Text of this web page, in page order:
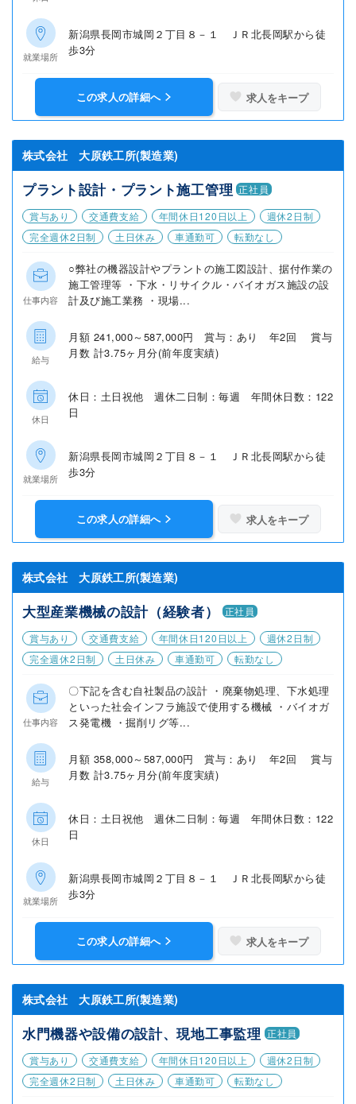
就業場所
新潟県長岡市城岡２丁目８－１ ＪＲ北長岡駅から徒
歩3分
この求人の詳細へ 求人をキープ
株式会社 大原鉄工所(製造業)
プラント設計・プラント施工管理 正社員
賞与あり
交通費支給 年間休日120日以上
週休2日制
完全週休2日制
土日休み 車通勤可 転勤なし
仕事内容
○弊社の機器設計やプラントの施工図設計、据付作業の
施工管理等 ・下水・リサイクル・バイオガス施設の設
計及び施工業務 ・現場...
給与
月額 241,000～587,000円 賞与：あり 年2回 賞与
月数 計3.75ヶ月分(前年度実績)
休日
休日：土日祝他 週休二日制：毎週 年間休日数：122
日
就業場所
新潟県長岡市城岡２丁目８－１ ＪＲ北長岡駅から徒
歩3分
この求人の詳細へ 求人をキープ
株式会社 大原鉄工所(製造業)
大型産業機械の設計（経験者）
正社員
賞与あり
交通費支給 年間休日120日以上
週休2日制
完全週休2日制
土日休み 車通勤可 転勤なし
仕事内容
〇下記を含む自社製品の設計 ・廃棄物処理、下水処理
といった社会インフラ施設で使用する機械 ・バイオガ
ス発電機 ・掘削リグ等...
給与
月額 358,000～587,000円 賞与：あり 年2回 賞与
月数 計3.75ヶ月分(前年度実績)
休日
休日：土日祝他 週休二日制：毎週 年間休日数：122
日
就業場所
新潟県長岡市城岡２丁目８－１ ＪＲ北長岡駅から徒
歩3分
この求人の詳細へ 求人をキープ
株式会社 大原鉄工所(製造業)
水門機器や設備の設計、現地工事監理 正社員
賞与あり
交通費支給 年間休日120日以上
週休2日制
完全週休2日制
土日休み 車通勤可 転勤なし